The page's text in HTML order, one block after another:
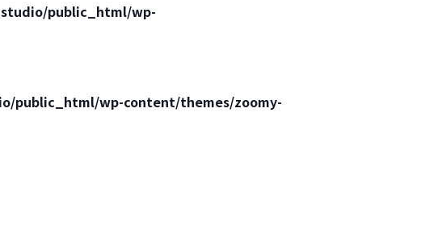
public_html/wp-
public_html/wp-content/themes/zoomy-